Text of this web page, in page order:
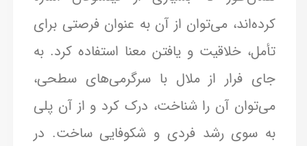
کرده‌اند، می‌توان از آن به عنوان فرصتی برای
تأمل، خلاقیت و یافتن معنا استفاده کرد. به
جای فرار از ملال با سرگرمی‌های سطحی،
می‌توان آن را شناخت، درک کرد و از آن پلی
به سوی رشد فردی و شکوفایی ساخت. در